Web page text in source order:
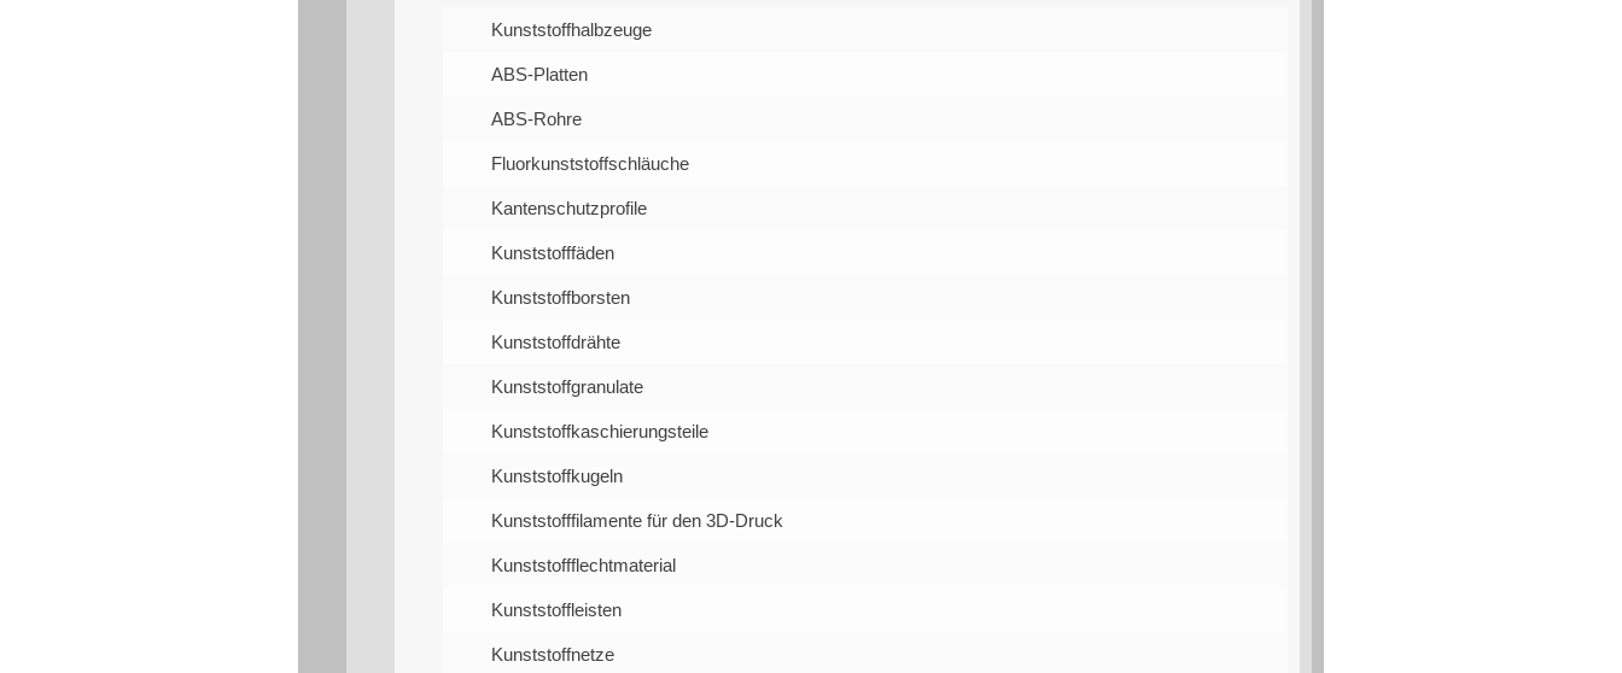
Kunststoffhalbzeuge
ABS-Platten
ABS-Rohre
Fluorkunststoffschläuche
Kantenschutzprofile
Kunststofffäden
Kunststoffborsten
Kunststoffdrähte
Kunststoffgranulate
Kunststoffkaschierungsteile
Kunststoffkugeln
Kunststofffilamente für den 3D-Druck
Kunststoffflechtmaterial
Kunststoffleisten
Kunststoffnetze